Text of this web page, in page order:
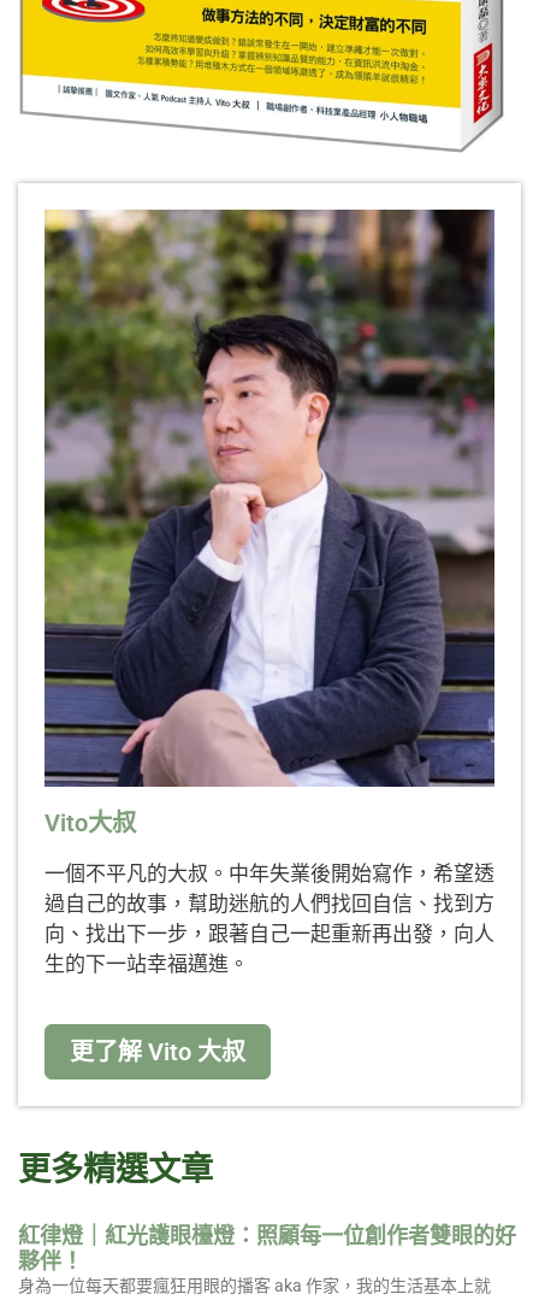
Vito大叔
一個不平凡的大叔。中年失業後開始寫作，希望透
過自己的故事，幫助迷航的人們找回自信、找到方
向、找出下一步，跟著自己一起重新再出發，向人
生的下一站幸福邁進。
更了解 Vito 大叔
更多精選文章
紅律燈｜紅光護眼檯燈：照顧每一位創作者雙眼的好
夥伴！
身為一位每天都要瘋狂用眼的播客 aka 作家，我的生活基本上就